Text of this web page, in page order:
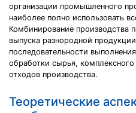
организации промышленного
наиболее полно использовать
Комбинирование производства
выпуска разнородной
последовательности
обработки сырья,
отходов производства.
Теоретические